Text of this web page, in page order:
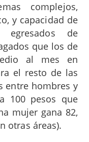
complejos,
y capacidad de
egresados de
que los de
al mes en
el resto de las
entre hombres y
100 pesos que
mujer gana 82,
otras áreas).